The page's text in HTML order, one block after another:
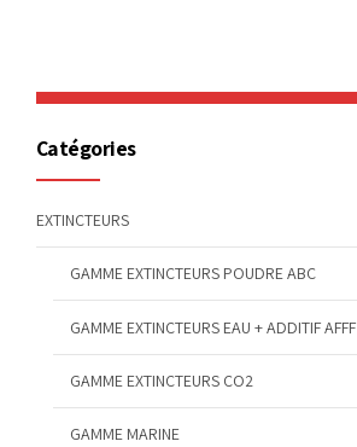
Catégories
EXTINCTEURS
GAMME EXTINCTEURS POUDRE ABC
GAMME EXTINCTEURS EAU + ADDITIF AFFF
GAMME EXTINCTEURS CO2
GAMME MARINE